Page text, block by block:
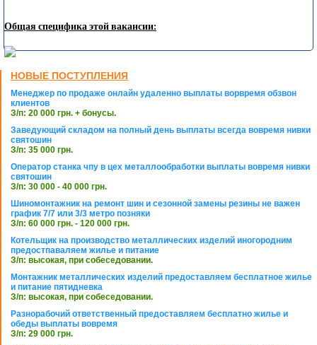
Общая специфика этой вакансии:
НОВЫЕ ПОСТУПЛЕНИЯ
Менеджер по продаже онлайн удаленно выплаты ворвремя обзвон
клиентов
З/п: 20 000 грн. + бонусы.
Заведующий складом на полный день выплаты всегда вовремя нивки
святошин
З/п: 35 000 грн.
Оператор станка чпу в цех металлообработки выплаты вовремя нивки
святошин
З/п: 30 000 - 40 000 грн.
Шиномонтажник на ремонт шин и сезонной замены резины не важен
график 7/7 или 3/3 метро позняки
З/п: 60 000 грн. - 120 000 грн.
Котельщик на производство металлических изделий иногородним
предостпаваляем жилье и питание
З/п: высокая, при собеседовании.
Монтажник металлических изделий предоставляем бесплатное жилье
и питание пятидневка
З/п: высокая, при собеседовании.
Разнорабочий ответственный предоставляем бесплатно жилье и
обеды выплаты вовремя
З/п: 29 000 грн.